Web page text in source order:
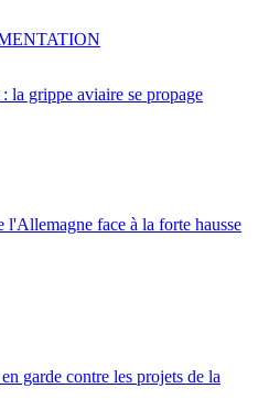
la grippe aviaire se propage
l'Allemagne face à la forte hausse
garde contre les projets de la